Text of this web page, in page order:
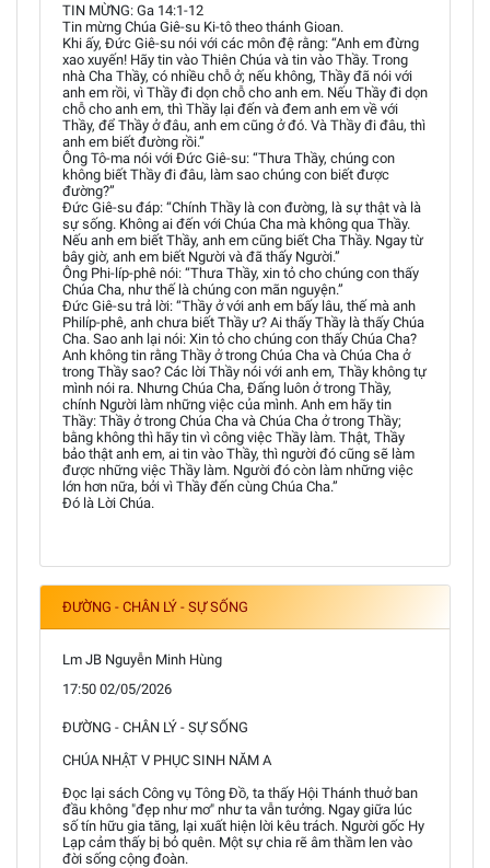
TIN MỪNG: Ga 14:1-12
Tin mừng Chúa Giê-su Ki-tô theo thánh Gioan.
Khi ấy, Đức Giê-su nói với các môn đệ rằng: “Anh em đừng
xao xuyến! Hãy tin vào Thiên Chúa và tin vào Thầy. Trong
nhà Cha Thầy, có nhiều chỗ ở; nếu không, Thầy đã nói với
anh em rồi, vì Thầy đi dọn chỗ cho anh em. Nếu Thầy đi dọn
chỗ cho anh em, thì Thầy lại đến và đem anh em về với
Thầy, để Thầy ở đâu, anh em cũng ở đó. Và Thầy đi đâu, thì
anh em biết đường rồi.”
Ông Tô-ma nói với Đức Giê-su: “Thưa Thầy, chúng con
không biết Thầy đi đâu, làm sao chúng con biết được
đường?”
Đức Giê-su đáp: “Chính Thầy là con đường, là sự thật và là
sự sống. Không ai đến với Chúa Cha mà không qua Thầy.
Nếu anh em biết Thầy, anh em cũng biết Cha Thầy. Ngay từ
bây giờ, anh em biết Người và đã thấy Người.”
Ông Phi-líp-phê nói: “Thưa Thầy, xin tỏ cho chúng con thấy
Chúa Cha, như thế là chúng con mãn nguyện.”
Đức Giê-su trả lời: “Thầy ở với anh em bấy lâu, thế mà anh
Philíp-phê, anh chưa biết Thầy ư? Ai thấy Thầy là thấy Chúa
Cha. Sao anh lại nói: Xin tỏ cho chúng con thấy Chúa Cha?
Anh không tin rằng Thầy ở trong Chúa Cha và Chúa Cha ở
trong Thầy sao? Các lời Thầy nói với anh em, Thầy không tự
mình nói ra. Nhưng Chúa Cha, Đấng luôn ở trong Thầy,
chính Người làm những việc của mình. Anh em hãy tin
Thầy: Thầy ở trong Chúa Cha và Chúa Cha ở trong Thầy;
bằng không thì hãy tin vì công việc Thầy làm. Thật, Thầy
bảo thật anh em, ai tin vào Thầy, thì người đó cũng sẽ làm
được những việc Thầy làm. Người đó còn làm những việc
lớn hơn nữa, bởi vì Thầy đến cùng Chúa Cha.”
Đó là Lời Chúa.
ĐƯỜNG - CHÂN LÝ - SỰ SỐNG
Lm JB Nguyễn Minh Hùng
17:50 02/05/2026
ĐƯỜNG - CHÂN LÝ - SỰ SỐNG
CHÚA NHẬT V PHỤC SINH NĂM A
Đọc lại sách Công vụ Tông Đồ, ta thấy Hội Thánh thuở ban
đầu không "đẹp như mơ" như ta vẫn tưởng. Ngay giữa lúc
số tín hữu gia tăng, lại xuất hiện lời kêu trách. Người gốc Hy
Lạp cảm thấy bị bỏ quên. Một sự chia rẽ âm thầm len vào
đời sống cộng đoàn.